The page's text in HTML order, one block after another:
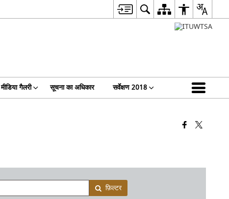
मीडिया गैलरी सूचना का अधिकार सर्वेक्षण 2018
फ़िल्टर